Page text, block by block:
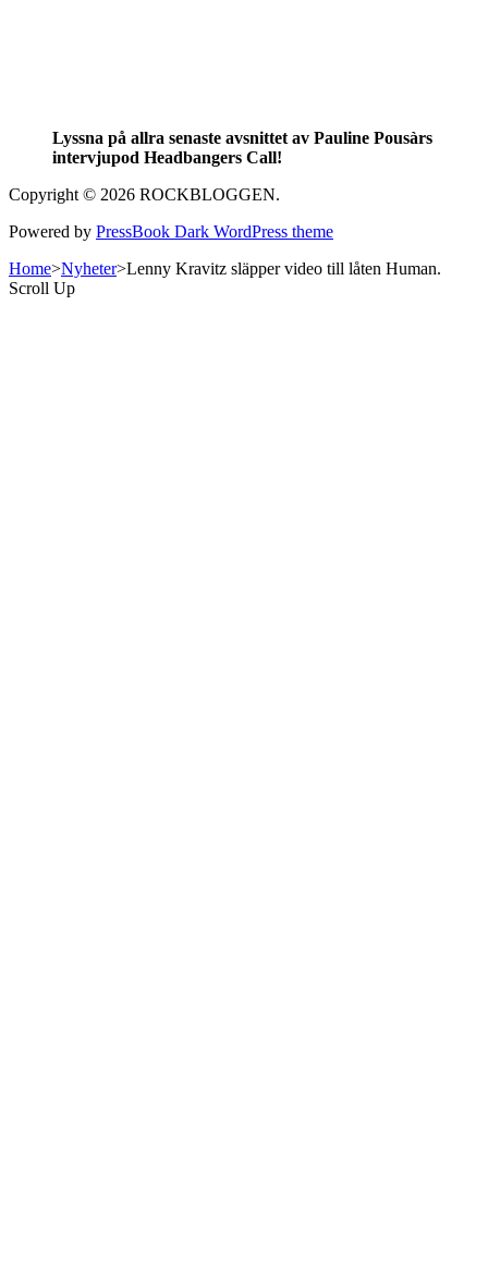
Lyssna på allra senaste avsnittet av Pauline Pousàrs
intervjupod Headbangers Call!
Copyright © 2026 ROCKBLOGGEN.
Powered by PressBook Dark WordPress theme
Home>Nyheter>Lenny Kravitz släpper video till låten Human.
Scroll Up